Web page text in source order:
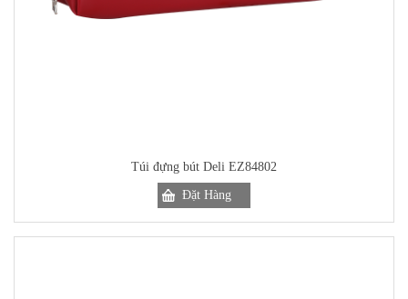
Túi đựng bút Deli EZ84802
Đặt Hàng